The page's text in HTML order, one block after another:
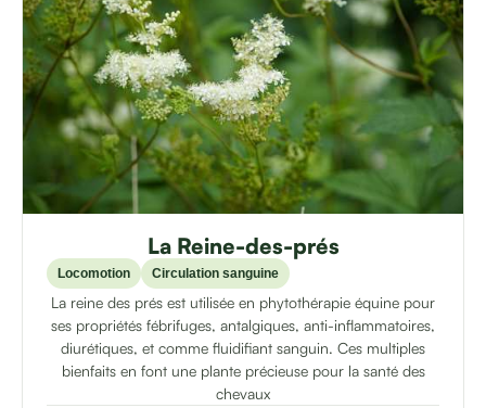
La Reine-des-prés
Locomotion Circulation sanguine
La reine des prés est utilisée en phytothérapie équine pour
ses propriétés fébrifuges, antalgiques, anti-inflammatoires,
diurétiques, et comme fluidifiant sanguin. Ces multiples
bienfaits en font une plante précieuse pour la santé des
chevaux​